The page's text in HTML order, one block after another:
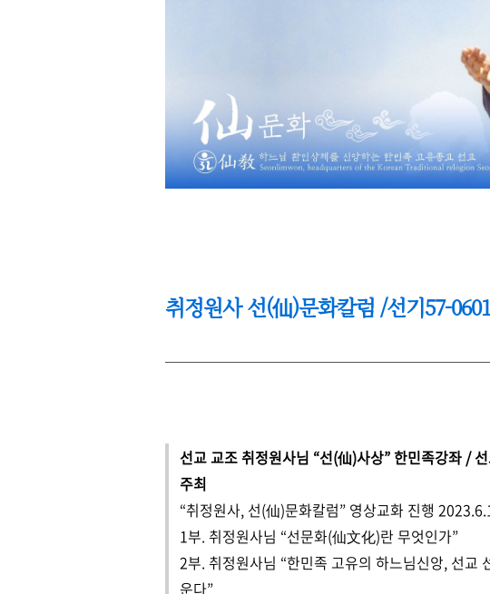
취정원사 선(仙)문화칼럼 /선기57-0601
선교 교조 취정원사님 “​선(仙)사상” 한민족강좌 /
주최
“취정원사, 선(仙)문화칼럼” 영상교화 진행
1부. 취정원사님 “선문화​(仙文化)란 무엇인가”
2부. ​취정원사님 “한민족 고유의 하느님신앙, 선교
운다”